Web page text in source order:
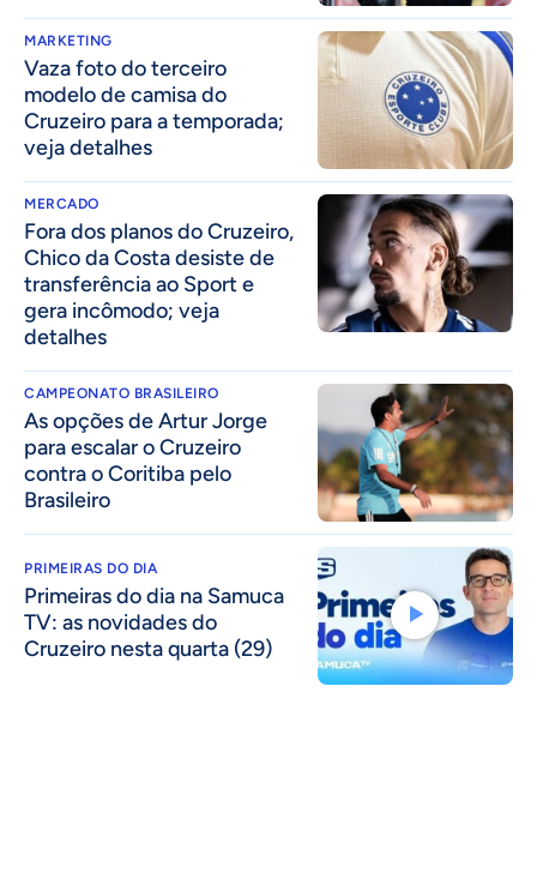
MARKETING
Vaza foto do terceiro
modelo de camisa do
Cruzeiro para a temporada;
veja detalhes
MERCADO
Fora dos planos do Cruzeiro,
Chico da Costa desiste de
transferência ao Sport e
gera incômodo; veja
detalhes
CAMPEONATO BRASILEIRO
As opções de Artur Jorge
para escalar o Cruzeiro
contra o Coritiba pelo
Brasileiro
PRIMEIRAS DO DIA
Primeiras do dia na Samuca
TV: as novidades do
Cruzeiro nesta quarta (29)